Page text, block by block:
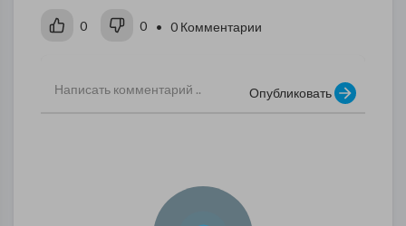
0 0 • 0 Комментарии
Опубликовать